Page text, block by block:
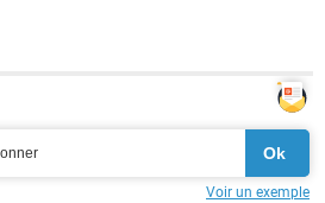
Voir un exemple